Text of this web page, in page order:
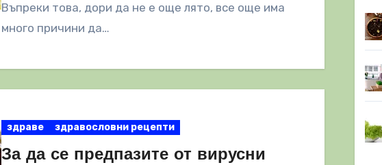
Въпреки това, дори да не е още лято, все още има
много причини да…
здраве здравословни рецепти
За да се предпазите от вирусни